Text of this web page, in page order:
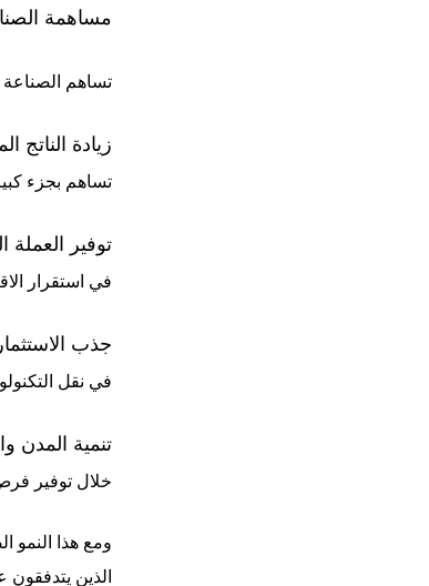
مساهمة
تساهم
زيادة الناتج
تساهم بجزء
توفير العملة
في استقرار
جذب
في نقل
تنمية المدن
خلال توفير
ومع هذا النمو
الذين